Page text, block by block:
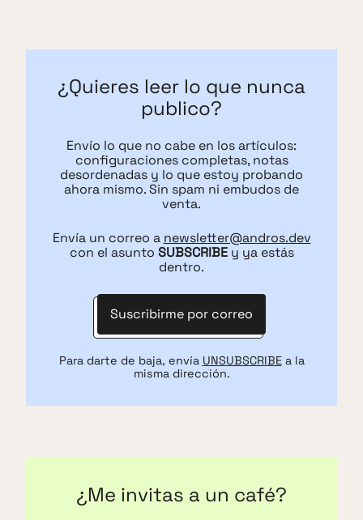
¿Quieres leer lo que nunca
publico?
Envío lo que no cabe en los artículos:
configuraciones completas, notas
desordenadas y lo que estoy probando
ahora mismo. Sin spam ni embudos de
venta.
Envía un correo a newsletter@andros.dev
con el asunto SUBSCRIBEy ya estás
dentro.
Suscribirme por correo
Para darte de baja, envía UNSUBSCRIBEa la
misma dirección.
¿Me invitas a un café?